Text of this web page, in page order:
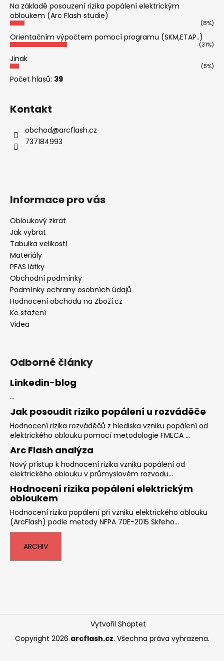
Na základě posouzení rizika popálení elektrickým
obloukem (Arc Flash studie)
(8%)
Orientačním výpočtem pomocí programu (SKM,ETAP..)
(31%)
Jinak
(5%)
Počet hlasů: 39
Kontakt
obchod@arcflash.cz
737184993
Informace pro vás
Obloukový zkrat
Jak vybrat
Tabulka velikostí
Materiály
PFAS látky
Obchodní podmínky
Podmínky ochrany osobních údajů
Hodnocení obchodu na Zboží.cz
Ke stažení
Videa
Odborné články
Linkedin-blog
...
Jak posoudit riziko popálení u rozváděče
Hodnocení rizika rozváděčů z hlediska vzniku popálení od
elektrického oblouku pomocí metodologie FMECA ...
Arc Flash analýza
Nový přístup k hodnocení rizika vzniku popálení od
elektrického oblouku v průmyslovém rozvodu...
Hodnocení rizika popálení elektrickým
obloukem
Hodnocení rizika popálení při vzniku elektrického oblouku
(ArcFlash) podle metody NFPA 70E-2015 Skřeho...
ARCHIV
Vytvořil Shoptet
Copyright 2026 arcflash.cz. Všechna práva vyhrazena.